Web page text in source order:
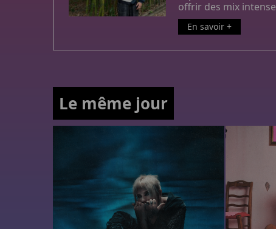
offrir des mix
En savoir +
Le même jour